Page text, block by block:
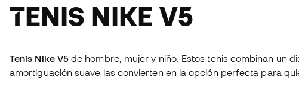
TENIS NIKE V5
Tenis Nike V5de hombre, mujer y niño. Estos tenis combinan un
amortiguación suave las convierten en la opción perfecta para